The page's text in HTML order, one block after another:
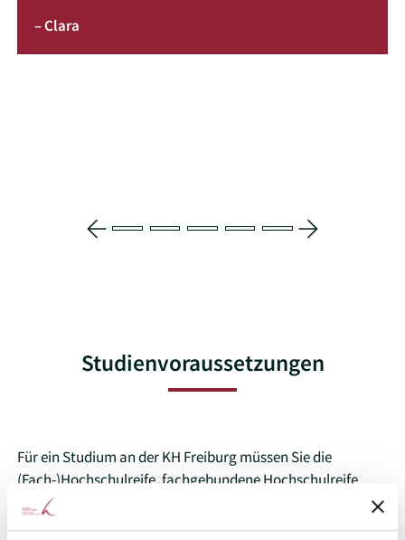
– Clara
Studienvoraussetzungen
Für ein Studium an der KH Freiburg müssen Sie die
(Fach-)Hochschulreife, fachgebundene Hochschulreife
oder eine Hochschulzugangsberechtigung für besonders